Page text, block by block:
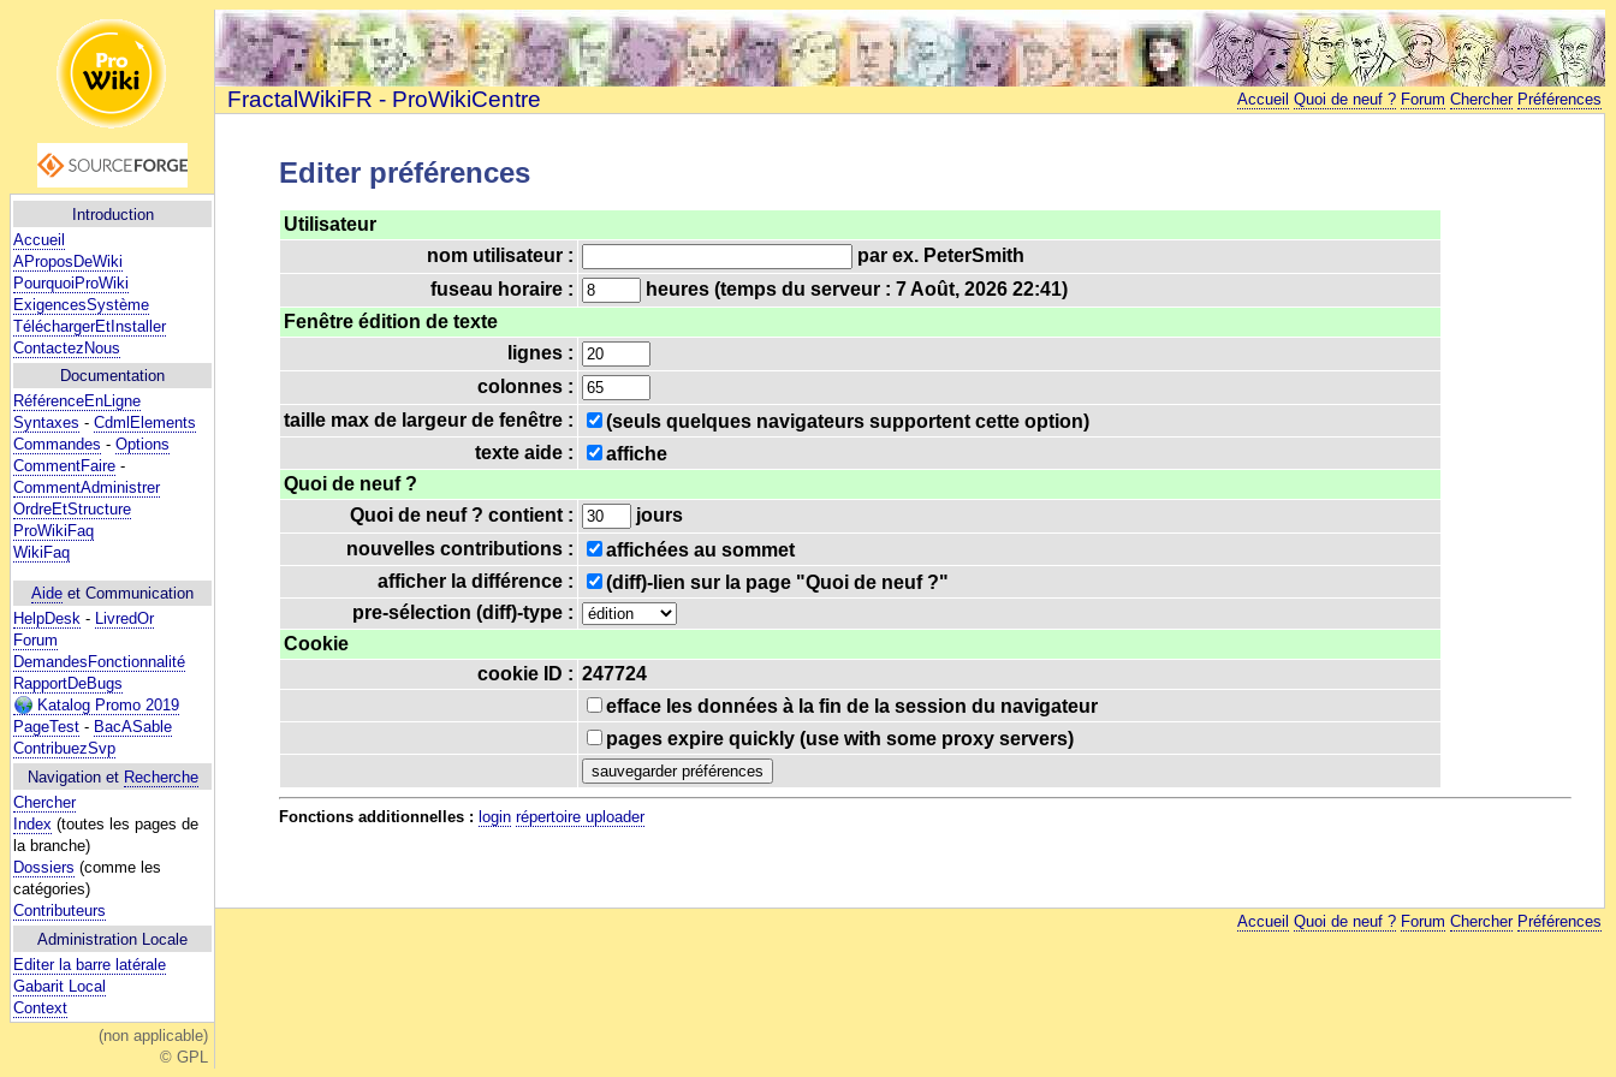
Introduction
Accueil
AProposDeWiki
PourquoiProWiki
ExigencesSystème
TéléchargerEtInstaller
ContactezNous
Documentation
RéférenceEnLigne
Syntaxes - CdmlElements
Commandes - Options
CommentFaire -
CommentAdministrer
OrdreEtStructure
ProWikiFaq
WikiFaq
Aide et Communication
HelpDesk - LivredOr
Forum
DemandesFonctionnalité
RapportDeBugs
Katalog Promo 2019
PageTest - BacASable
ContribuezSvp
Navigation et Recherche
Chercher
Index (toutes les pages de
la branche)
Dossiers (comme les
catégories)
Contributeurs
Administration Locale
Editer la barre latérale
Gabarit Local
Context
(non applicable)
© GPL
FractalWikiFR - ProWikiCentre Accueil Quoi de neuf ? Forum Chercher Préférences
Editer préférences
Utilisateur
nom utilisateur :
par ex. PeterSmith
fuseau horaire :
heures (temps du serveur : 7 Août, 2026 22:41)
Fenêtre édition de texte
lignes :
colonnes :
taille max de largeur de fenêtre :
(seuls quelques navigateurs supportent cette option)
texte aide :
affiche
Quoi de neuf ?
Quoi de neuf ? contient :
jours
nouvelles contributions :
affichées au sommet
afficher la différence :
(diff)-lien sur la page "Quoi de neuf ?"
pre-sélection (diff)-type :
Cookie
cookie ID : 247724
efface les données à la fin de la session du navigateur
pages expire quickly (use with some proxy servers)
Fonctions additionnelles : login répertoire uploader
Accueil Quoi de neuf ? Forum Chercher Préférences